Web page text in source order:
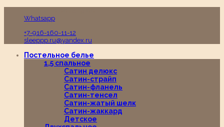
Whatsapp
+7-916-160-11-12
sleeppp.ru@yandex.ru
Постельное белье
1,5 спальное
Сатин делюкс
Сатин-страйп
Сатин-фланель
Сатин-тенсел
Сатин-жатый шелк
Сатин-жаккард
Детское